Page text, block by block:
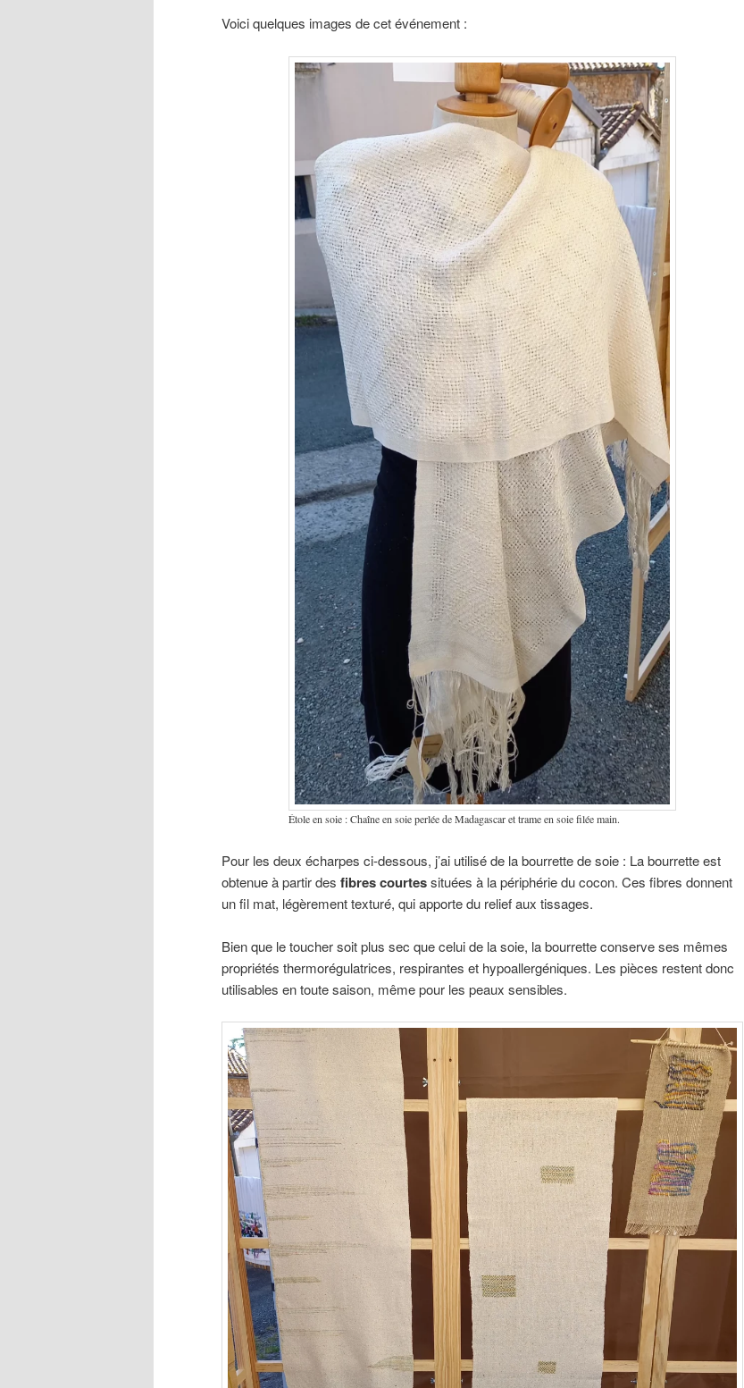
Voici quelques images de cet événement :
Étole en soie : Chaîne en soie perlée de Madagascar et trame en soie filée main.
Pour les deux écharpes ci-dessous, j’ai utilisé de la bourrette de soie : La bourrette est
obtenue à partir des fibres courtessituées à la périphérie du cocon. Ces fibres donnent
un fil mat, légèrement texturé, qui apporte du relief aux tissages.
Bien que le toucher soit plus sec que celui de la soie, la bourrette conserve ses mêmes
propriétés thermorégulatrices, respirantes et hypoallergéniques. Les pièces restent donc
utilisables en toute saison, même pour les peaux sensibles.